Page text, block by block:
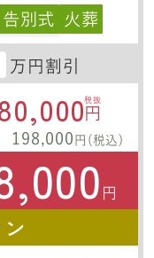
告別式 火葬
万円割引
税抜
円
198,000 円(税込)
円